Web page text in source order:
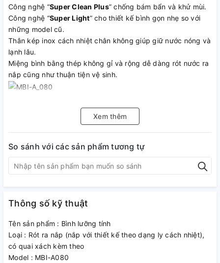
Công nghệ “Super Clean Plus” chống bám bẩn và khử mùi.
Công nghệ “Super Light” cho thiết kế bình gọn nhẹ so với
những model cũ.
Thân kép inox cách nhiệt chân không giúp giữ nước nóng và
lạnh lâu.
Miệng bình bằng thép không gỉ và rộng dễ dàng rót nước ra
nắp cũng như thuận tiện vệ sinh.
CHI TIẾT TÍNH NĂNG
Khả năng giữ nhiệt tốt và gọn nhẹ
trong nhiều giờ đồng hồ để bạn thưởng thức nước uống yêu
thích mát lạnh hoặc nóng hổi ở mọi lúc mọi nơi. Ngoài ra,
khóa nắp còn được trang bị lớp cao su bọc kín mang đến
khả năng giữ nhiệt tốt hơn. Hơn thế nữa, với công nghệ
Super Light
Xem thêm
So sánh với các sản phẩm tương tự
Thông số kỹ thuật
Tên sản phẩm : Bình lưỡng tính
Loại : Rót ra nắp (nắp với thiết kế theo dạng ly cách nhiệt),
có quai xách kèm theo
Model : MBI-A080